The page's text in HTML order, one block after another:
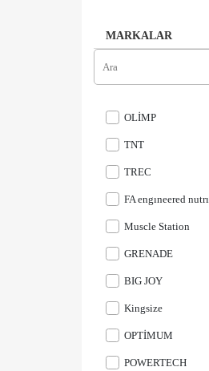
MARKALAR
OLİMP
TNT
TREC
FA engıneered
Muscle Station
GRENADE
BIG JOY
Kingsize
OPTİMUM
POWERTECH